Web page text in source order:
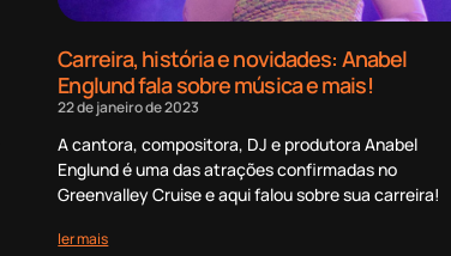
Carreira, história e novidades: Anabel
Englund fala sobre música e mais!
22 de janeiro de 2023
A cantora, compositora, DJ e produtora Anabel
Englund é uma das atrações confirmadas no
Greenvalley Cruise e aqui falou sobre sua carreira!
ler mais